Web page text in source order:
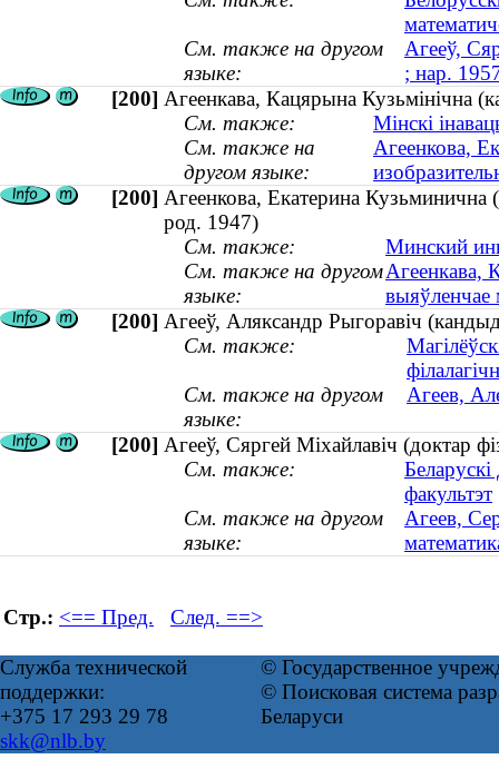
См. также на другом
языке:
Агееў,
; нар.
[200] Агеенкава, Кацярына Кузьмінічна
См. также:
Мінскі
См. также на
другом языке:
Агеенкова,
[200] Агеенкова, Екатерина Кузьминична
род. 1947)
См. также:
Минский
См. также на другом
языке:
Агеенкава,
выяўленчае
[200] Агееў, Аляксандр Рыгоравіч
См. также:
См. также на другом
языке:
Агеев,
[200] Агееў, Сяргей Мiхайлавiч (доктар
См. также:
факультэт
См. также на другом
языке:
Агеев,
Стр.: <== Пред. След. ==>
Служба технической
поддержки:
+375 17 293 29 78
skk@nlb.by
© Государственное
© Поисковая система
Беларуси